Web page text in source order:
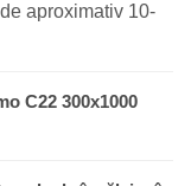
aproximativ 10-
C22 300x1000